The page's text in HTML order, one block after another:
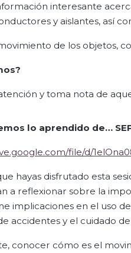
interesante
y aislantes, así
de los objetos,
y toma nota de
lo aprendido de…
file/d/
hayas disfrutado esta
a reflexionar sobre la
implicaciones en el uso
accidentes y el cuidado
conocer cómo es el